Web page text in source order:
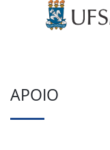
APOIO